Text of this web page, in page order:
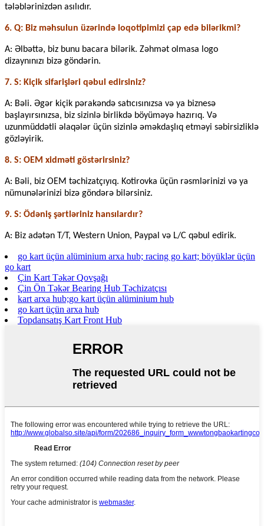
tələblərinizdən asılıdır.
6. Q: Biz məhsulun üzərində loqotipimizi çap edə bilərikmi?
A: Əlbəttə, biz bunu bacara bilərik. Zəhmət olmasa logo
dizaynınızı bizə göndərin.
7. S: Kiçik sifarişləri qəbul edirsiniz?
A: Bəli. Əgər kiçik pərakəndə satıcısınızsa və ya biznesə
başlayırsınızsa, biz sizinlə birlikdə böyüməyə hazırıq. Və
uzunmüddətli əlaqələr üçün sizinlə əməkdaşlıq etməyi səbirsizliklə
gözləyirik.
8. S: OEM xidməti göstərirsiniz?
A: Bəli, biz OEM təchizatçıyıq. Kotirovka üçün rəsmlərinizi və ya
nümunələrinizi bizə göndərə bilərsiniz.
9. S: Ödəniş şərtləriniz hansılardır?
A: Biz adətən T/T, Western Union, Paypal və L/C qəbul edirik.
go kart üçün alüminium arxa hub; racing go kart; böyüklər üçün
go kart
Çin Kart Təkər Qovşağı
Çin Ön Təkər Bearing Hub Təchizatçısı
kart arxa hub;go kart üçün alüminium hub
go kart üçün arxa hub
Topdansatış Kart Front Hub